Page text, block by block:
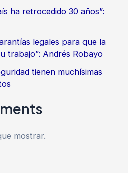
ha retrocedido 30 años”:
legales para que la
trabajo”: Andrés Robayo
tienen muchísimas
mostrar.